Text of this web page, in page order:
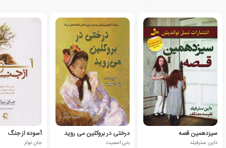
سیزدهمین قصه
داین سترفیلد
درختی در بروکلین می روید
بتی اسمیت
آسوده از جنگ
جان نولز